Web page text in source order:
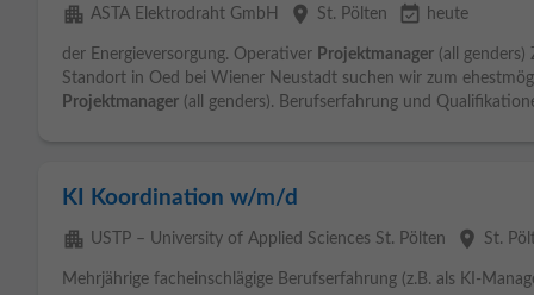
apartment ASTA Elektrodraht GmbH place St. Pölten event_available heute
der Energieversorgung. Operativer Projektmanager (all genders)
Standort in Oed bei Wiener Neustadt suchen wir zum
Projektmanager (all genders). Berufserfahrung und
KI Koordination w/m/d
apartment USTP – University of Applied Sciences St. Pölten place St.
Mehrjährige facheinschlägige Berufserfahrung (z.B. als KI-